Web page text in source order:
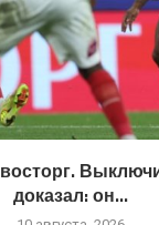
доказал: он...